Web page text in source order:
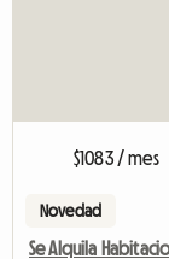
$1083 / mes
Novedad
Se Alquila